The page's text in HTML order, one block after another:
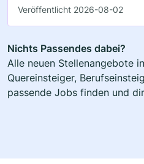
Veröffentlicht 2026-08-02
Nichts Passendes dabei?
Alle neuen Stellenangebote
Quereinsteiger,
passende Jobs finden und